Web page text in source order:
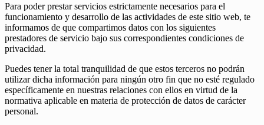
Para poder prestar servicios estrictamente necesarios para el
funcionamiento y desarrollo de las actividades de este sitio web, te
informamos de que compartimos datos con los siguientes
prestadores de servicio bajo sus correspondientes condiciones de
privacidad.
Puedes tener la total tranquilidad de que estos terceros no podrán
utilizar dicha información para ningún otro fin que no esté regulado
específicamente en nuestras relaciones con ellos en virtud de la
normativa aplicable en materia de protección de datos de carácter
personal.